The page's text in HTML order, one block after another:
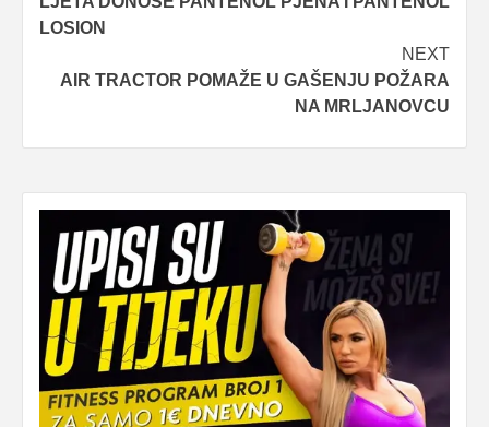
LOSION
NEXT
AIR TRACTOR POMAŽE U GAŠENJU POŽARA
NA MRLJANOVCU